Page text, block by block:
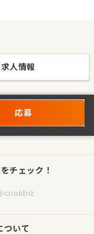
人情報
応募
チェック！
ついて